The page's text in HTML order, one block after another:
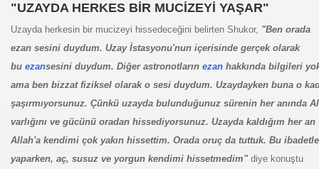
"UZAYDA HERKES BİR MUCİZEYİ YAŞAR"
Uzayda herkesin bir mucizeyi hissedeceğini belirten Shukor, "Ben orada
ezan sesini duydum. Uzay İstasyonu'nun içerisinde gerçek olarak
bu ezansesini duydum. Diğer astronotların ezan hakkında bilgileri
ama ben bizzatfiziksel olarak o sesi duydum. Uzaydayken buna o
şaşırmıyorsunuz. Çünkü uzayda bulunduğunuz sürenin her anında
varlığını ve gücünü oradan hissediyorsunuz. Uzayda kaldığım her an
Allah'a kendimi çok yakın hissettim. Orada oruç da tuttuk. Bu
yaparken, aç, susuz ve yorgun kendimi hissetmedim"diye konuştu